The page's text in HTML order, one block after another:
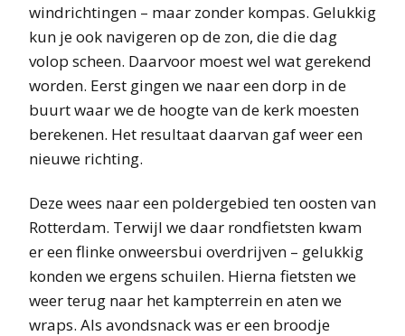
windrichtingen – maar zonder kompas. Gelukkig
kun je ook navigeren op de zon, die die dag
volop scheen. Daarvoor moest wel wat gerekend
worden. Eerst gingen we naar een dorp in de
buurt waar we de hoogte van de kerk moesten
berekenen. Het resultaat daarvan gaf weer een
nieuwe richting.
Deze wees naar een poldergebied ten oosten van
Rotterdam. Terwijl we daar rondfietsten kwam
er een flinke onweersbui overdrijven – gelukkig
konden we ergens schuilen. Hierna fietsten we
weer terug naar het kampterrein en aten we
wraps. Als avondsnack was er een broodje